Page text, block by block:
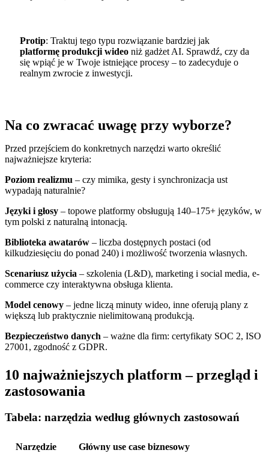
Protip: Traktuj tego typu rozwiązanie bardziej jak
platformę produkcji wideoniż gadżet AI. Sprawdź, czy da
się wpiąć je w Twoje istniejące procesy – to zadecyduje o
realnym zwrocie z inwestycji.
Na co zwracać uwagę przy wyborze?
Przed przejściem do konkretnych narzędzi warto określić
najważniejsze kryteria:
Poziom realizmu – czy mimika, gesty i synchronizacja ust
wypadają naturalnie?
Języki i głosy – topowe platformy obsługują 140–175+ języków, w
tym polski z naturalną intonacją.
Biblioteka awatarów – liczba dostępnych postaci (od
kilkudziesięciu do ponad 240) i możliwość tworzenia własnych.
Scenariusz użycia – szkolenia (L&D), marketing i social media, e-
commerce czy interaktywna obsługa klienta.
Model cenowy – jedne liczą minuty wideo, inne oferują plany z
większą lub praktycznie nielimitowaną produkcją.
Bezpieczeństwo danych – ważne dla firm: certyfikaty SOC 2, ISO
27001, zgodność z GDPR.
10 najważniejszych platform – przegląd i
zastosowania
Tabela: narzędzia według głównych zastosowań
Narzędzie Główny use case biznesowy